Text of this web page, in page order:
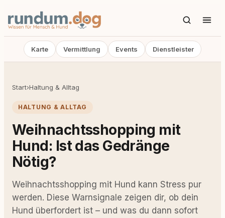
Karte Vermittlung Events Dienstleister
Start›Haltung & Alltag
HALTUNG & ALLTAG
Weihnachtsshopping mit
Hund: Ist das Gedränge
Nötig?
Weihnachtsshopping mit Hund kann Stress pur
werden. Diese Warnsignale zeigen dir, ob dein
Hund überfordert ist – und was du dann sofort